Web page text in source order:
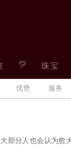
珠宝
优势 服务
部分人也会认为